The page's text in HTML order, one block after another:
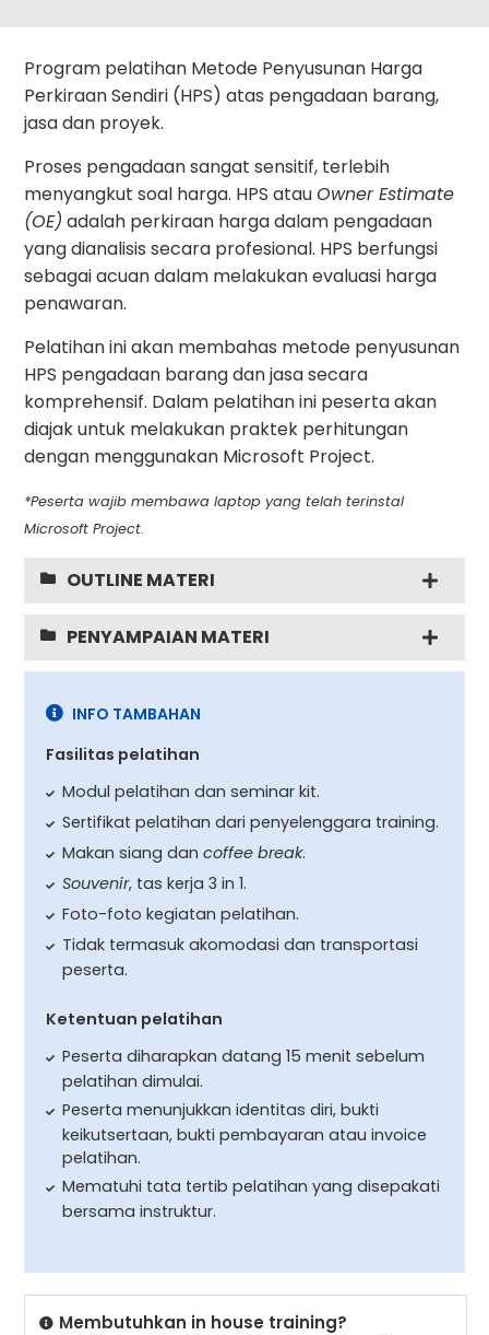
Program pelatihan Metode Penyusunan Harga
Perkiraan Sendiri (HPS) atas pengadaan barang,
jasa dan proyek.
Proses pengadaan sangat sensitif, terlebih
menyangkut soal harga. HPS atauOwner Estimate
(OE) adalah perkiraan harga dalam pengadaan
yang dianalisis secara profesional. HPS berfungsi
sebagai acuan dalam melakukan evaluasi harga
penawaran.
Pelatihan ini akan membahas metode penyusunan
HPS pengadaan barang dan jasa secara
komprehensif. Dalam pelatihan ini peserta akan
diajak untuk melakukan praktek perhitungan
dengan menggunakan Microsoft Project.
*Peserta wajib membawa laptop yang telah terinstal
Microsoft Project.
OUTLINE MATERI
PENYAMPAIAN MATERI
INFO TAMBAHAN
Fasilitas pelatihan
Modul pelatihan dan seminar kit.
Sertifikat pelatihan dari penyelenggara training.
Makan siang dancoffee break.
Souvenir, tas kerja 3 in 1.
Foto-foto kegiatan pelatihan.
Tidak termasuk akomodasi dan transportasi
peserta.
Ketentuan pelatihan
Peserta diharapkan datang 15 menit sebelum
pelatihan dimulai.
Peserta menunjukkan identitas diri, bukti
keikutsertaan, bukti pembayaran atau invoice
pelatihan.
Mematuhi tata tertib pelatihan yang disepakati
bersama instruktur.
Membutuhkan in house training?